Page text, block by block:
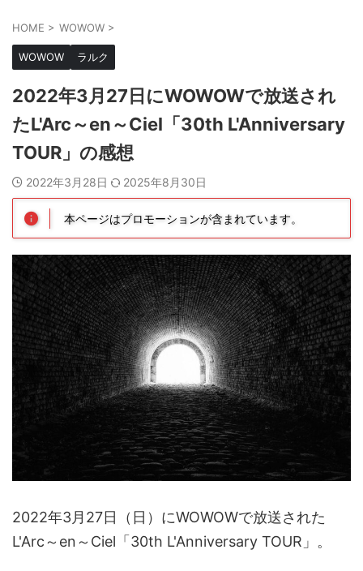
HOME > WOWOW >
WOWOW ラルク
2022年3月27日にWOWOWで放送され
たL'Arc～en～Ciel「30th L'Anniversary
TOUR」の感想
2022年3月28日 2025年8月30日
本ページはプロモーションが含まれています。
2022年3月27日（日）にWOWOWで放送された
L'Arc～en～Ciel「30th L'Anniversary TOUR」。